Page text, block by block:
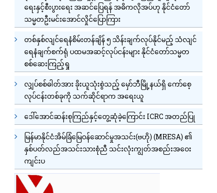
ရေးနှင့်စီးပွားရေး အဆင်ပြေရန် အဓိကလိုအပ်ဟု နိုင်ငံတော်
သမ္မတဦးမင်းအောင်လှိုင်ပြောကြား
တစ်နှစ်လျင်ရေနံစိမ်းတန်ချိန် ၅ သိန်းချက်လုပ်နိုင်မည့် သံလျင်
ရေနံချက်စက်ရုံ ပထမအဆင့်လုပ်ငန်းများ နိုင်ငံတော်သမ္မတ
စစ်ဆေးကြည့်ရှု
လျှပ်စစ်ဓါတ်အား ခိုးယူသုံးစွဲသည့် မှော်ဘီမြို့နယ်ရှိ ကော်စေ့
လုပ်ငန်းတစ်ခုကို သက်ဆိုင်ရာက အရေးယူ
ဒေါ်အောင်ဆန်းစုကြည်နှင့်တွေ့ဆုံခဲ့ကြောင်း ICRC အတည်ပြု
မြန်မာနိုင်ငံအိမ်ခြံမြေဝန်ဆောင်မှုအသင်း(ဗဟို) (MRESA) ၏
နှစ်ပတ်လည်အသင်းသားစုံညီ သင်းလုံးကျွတ်အစည်းအဝေး
ကျင်းပ